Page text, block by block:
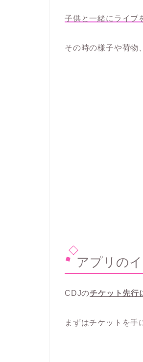
子供と一緒にライブ
その時の様子や荷物
アプリの
CDJのチケット先行
まずはチケットを手